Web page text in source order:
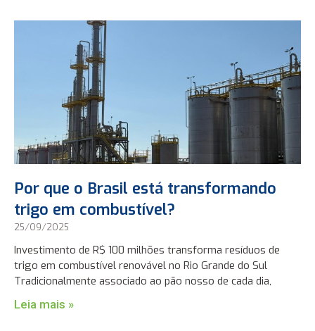
Por que o Brasil está transformando
trigo em combustível?
25/09/2025
Investimento de R$ 100 milhões transforma resíduos de
trigo em combustível renovável no Rio Grande do Sul
Tradicionalmente associado ao pão nosso de cada dia,
Leia mais »